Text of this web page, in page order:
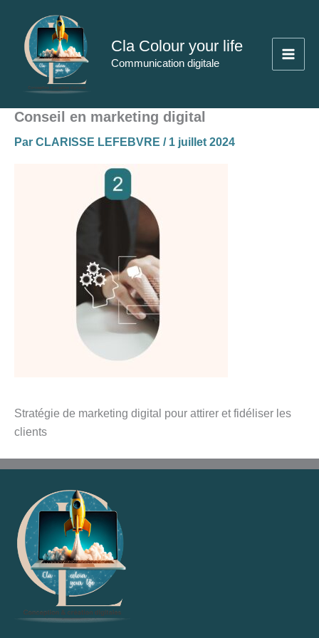
contenu
Cla Colour your life
Communication digitale
Conseil en marketing digital
Par CLARISSE LEFEBVRE / 1 juillet 2024
Stratégie de marketing digital pour attirer et fidéliser les
clients